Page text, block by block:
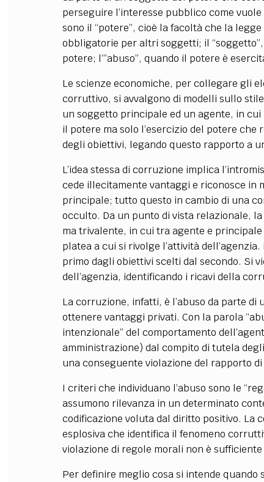
perseguire l’interesse pubblico come
sono il “potere”, cioè la facoltà che la
obbligatorie per altri soggetti; il
potere; l’”abuso”, quando il potere è
Le scienze economiche, per collegare gli
corruttivo, si avvalgono di modelli sullo stile
un soggetto principale ed un agente, in
il potere ma solo l’esercizio del potere
degli obiettivi, legando questo rapporto a
L’idea stessa di corruzione implica
cede illecitamente vantaggi e riconosce in
principale; tutto questo in cambio di una
occulto. Da un punto di vista relazionale,
ma trivalente, in cui tra agente e
platea a cui si rivolge l’attività
primo dagli obiettivi scelti dal secondo. Si
dell’agenzia, identificando i ricavi della
La corruzione, infatti, è l’abuso da parte
ottenere vantaggi privati. Con la parola
intenzionale” del comportamento
amministrazione) dal compito di tutela
una conseguente violazione del rapporto
I criteri che individuano l’abuso sono le
assumono rilevanza in un determinato
codificazione voluta dal diritto positivo. La
esplosiva che identifica il fenomeno
violazione di regole morali non è
Per definire meglio cosa si intende